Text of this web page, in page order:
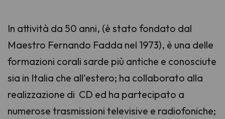
In attività da 50 anni, (è stato fondato dal
Maestro Fernando Fadda nel 1973), è una delle
formazioni corali sarde più antiche e conosciute
sia in Italia che all'estero; ha collaborato alla
realizzazione di CD ed ha partecipato a
numerose trasmissioni televisive e radiofoniche;